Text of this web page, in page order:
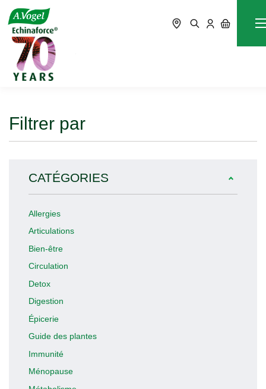
Accueil
Filtrer par
CATÉGORIES
Allergies
Articulations
Bien-être
Circulation
Detox
Digestion
Épicerie
Guide des plantes
Immunité
Ménopause